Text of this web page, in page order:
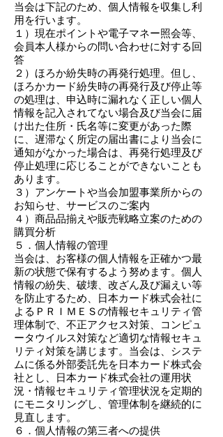
当会は下記のため、個人情報を収集し利
用を行います。
１）現在ポイントや電子マネー照会等、
会員本人様からの問い合わせに対する回
答
２）ほろか紛失時の再発行処理。但し、
ほろかカード紛失時の再発行及び停止等
の処理は、申込時に漏れなく正しい個人
情報を記入されてない場合及び当会に届
け出た住所・氏名等に変更があった際
に、遅滞なく所定の届出書により当会に
通知がなかった場合は、再発行処理及び
停止処理に応じることができないことも
あります。
３）アンケートや当会加盟事業所からの
お知らせ、サービスのご案内
４）商品品揃えや販売戦略立案のための
購買分析
５．個人情報の管理
当会は、お客様の個人情報を正確かつ最
新の状態で保有するよう努めます。個人
情報の紛失、破壊、改ざん及び漏えい等
を防止するため、日本カード株式会社に
よるＰＲＩＭＥＳの情報セキュリティ管
理体制で、不正アクセス対策、コンピュ
ータウイルス対策など適切な情報セキュ
リティ対策を講じます。当会は、システ
ムに係る外部委託先を日本カード株式会
社とし、日本カード株式会社の運用状
況・情報セキュリティ管理状況を定期的
にモニタリングし、管理体制を継続的に
見直します。
６．個人情報の第三者への提供